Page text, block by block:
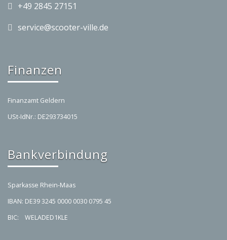
+49 2845 27151
service@scooter-ville.de
Finanzen
Finanzamt Geldern
USt-IdNr.: DE293734015
Bankverbindung
Sparkasse Rhein-Maas
IBAN: DE39 3245 0000 0030 0795 45
BIC: WELADED1KLE